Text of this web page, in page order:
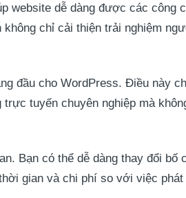
website dễ dàng được các công
chỉ cải thiện trải nghiệm
đầu cho WordPress. Điều này
tuyến chuyên nghiệp mà
Bạn có thể dễ dàng thay đổi bố
gian và chi phí so với việc phát